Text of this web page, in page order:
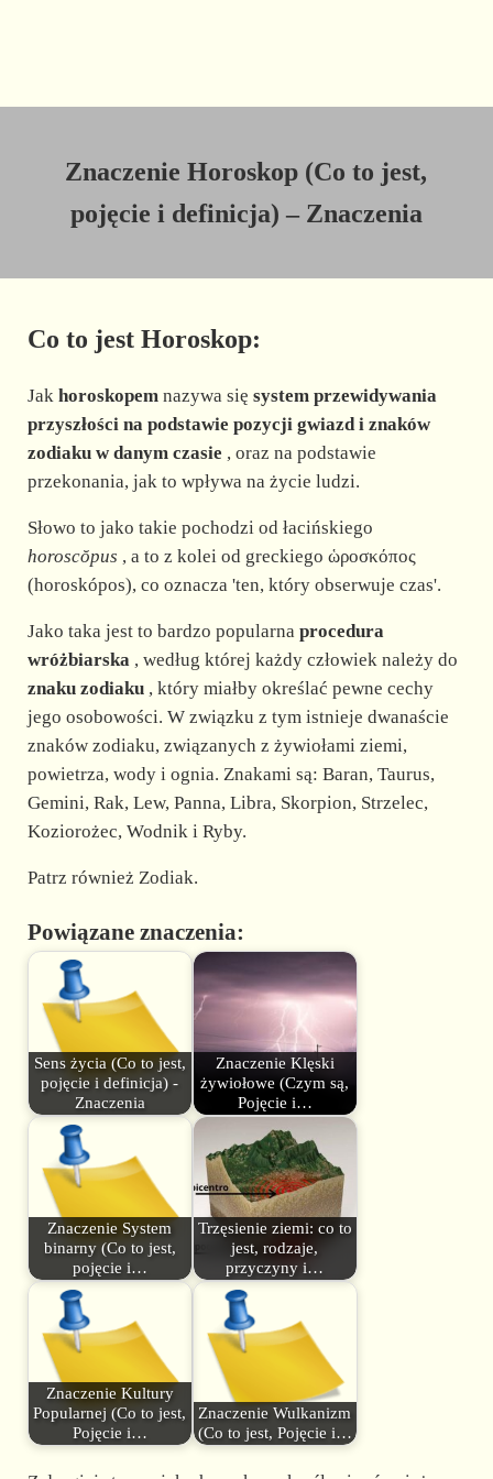
Znaczenie Horoskop (Co to jest,
pojęcie i definicja) – Znaczenia
Co to jest Horoskop:
Jak horoskopemnazywa się system przewidywania
przyszłości na podstawie pozycji gwiazd i znaków
zodiaku w danym czasie , oraz na podstawie
przekonania, jak to wpływa na życie ludzi.
Słowo to jako takie pochodzi od łacińskiego
horoscŏpus , a to z kolei od greckiego ὡροσκόπος
(horoskópos), co oznacza 'ten, który obserwuje czas'.
Jako taka jest to bardzo popularna procedura
wróżbiarska, według której każdy człowiek należy do
znaku zodiaku, który miałby określać pewne cechy
jego osobowości. W związku z tym istnieje dwanaście
znaków zodiaku, związanych z żywiołami ziemi,
powietrza, wody i ognia. Znakami są: Baran, Taurus,
Gemini, Rak, Lew, Panna, Libra, Skorpion, Strzelec,
Koziorożec, Wodnik i Ryby.
Patrz również Zodiak.
Powiązane znaczenia:
Sens życia (Co to jest,
pojęcie i definicja) -
Znaczenia
Znaczenie Klęski
żywiołowe (Czym są,
Pojęcie i…
Znaczenie System
binarny (Co to jest,
pojęcie i…
Trzęsienie ziemi: co to
jest, rodzaje,
przyczyny i…
Znaczenie Kultury
Popularnej (Co to jest,
Pojęcie i…
Znaczenie Wulkanizm
(Co to jest, Pojęcie i…